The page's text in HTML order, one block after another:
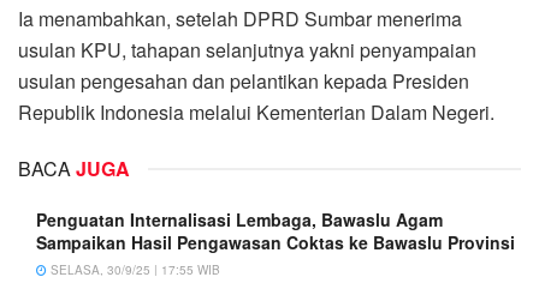
Ia menambahkan, setelah DPRD Sumbar menerima
usulan KPU, tahapan selanjutnya yakni penyampaian
usulan pengesahan dan pelantikan kepada Presiden
Republik Indonesia melalui Kementerian Dalam Negeri.
BACAJUGA
Penguatan Internalisasi Lembaga, Bawaslu Agam
Sampaikan Hasil Pengawasan Coktas ke Bawaslu Provinsi
SELASA, 30/9/25 | 17:55 WIB